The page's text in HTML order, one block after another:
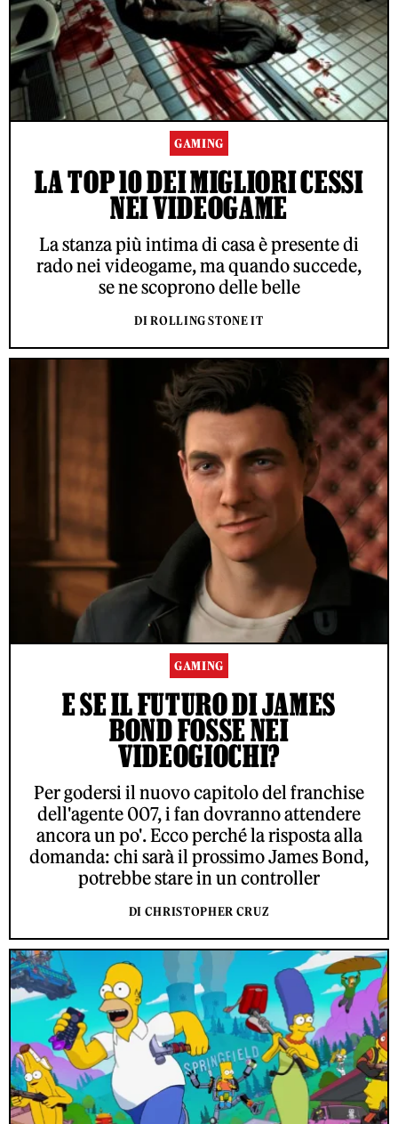
GAMING
LA TOP 10 DEI MIGLIORI CESSI
NEI VIDEOGAME
La stanza più intima di casa è presente di
rado nei videogame, ma quando succede,
se ne scoprono delle belle
DI ROLLING STONE IT
GAMING
E SE IL FUTURO DI JAMES
BOND FOSSE NEI
VIDEOGIOCHI?
Per godersi il nuovo capitolo del franchise
dell'agente 007, i fan dovranno attendere
ancora un po'. Ecco perché la risposta alla
domanda: chi sarà il prossimo James Bond,
potrebbe stare in un controller
DI CHRISTOPHER CRUZ